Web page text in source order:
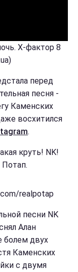
Х-фактор 8
перед
песня -
Каменских
восхитился
.
круть! NK!
realpotap
песни NK
Алан
болем двух
Каменских
с двумя